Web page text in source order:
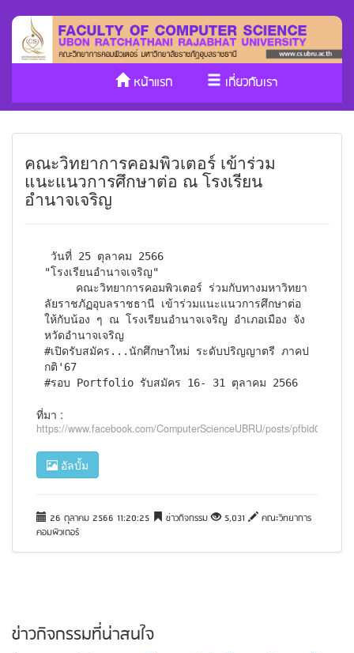
หน้าแรก
เกี่ยวกับเรา
ประกันคุณภาพ
วารสาร Cs
คณะวิทยาการคอมพิวเตอร์ เข้าร่วม
แนะแนวการศึกษาต่อ ณ โรงเรียน
อำนาจเจริญ
"โรงเรียนอำนาจเจริญ"
ลัยราชภัฏอุบลราชธานี เข้าร่วมแนะแนวการศึกษาต่อ
ให้กับน้อง ๆ ณ โรงเรียนอำนาจเจริญ อำเภอเมือง จัง
หวัดอำนาจเจริญ
#เปิดรับสมัคร...นักศึกษาใหม่ ระดับปริญญาตรี ภาคป
กติ'67
#รอบ Portfolio รับสมัคร 16- 31 ตุลาคม 2566
ที่มา :
https://www.facebook.com/ComputerScienceUBRU/posts/
อัลบั้ม
26 ตุลาคม 2566 11:20:25 ข่าวกิจกรรม 5,031
คณะวิทยาการ
คอมพิวเตอร์
ข่าวกิจกรรมที่น่าสนใจ